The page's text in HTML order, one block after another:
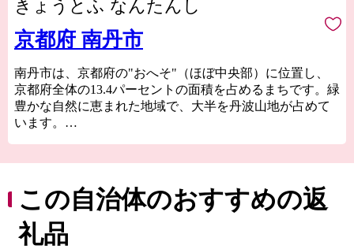
きょうとふ なんたんし
京都府 南丹市
南丹市は、京都府の"おへそ"（ほぼ中央部）に位置し、
京都府全体の13.4パーセントの面積を占めるまちです。緑
豊かな自然に恵まれた地域で、大半を丹波山地が占めて
います。
保存地区に選定されており、新緑や雪など四季折々に変
化する景観で訪れる人々を癒してくれます。
京都の台所として付加価値の高いお米や京野菜、乳製品
などを生産しているほか、木工や焼き物等の工芸作家が
この自治体のおすすめの返
礼品